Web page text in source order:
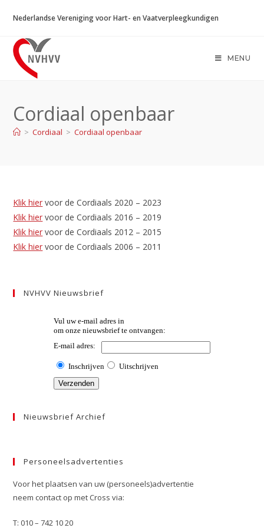
naar
inhoud
Nederlandse Vereniging voor Hart- en Vaatverpleegkundigen
MENU
Cordiaal openbaar
> Cordiaal > Cordiaal openbaar
Klik hier voor de Cordiaals 2020 – 2023
Klik hier voor de Cordiaals 2016 – 2019
Klik hier voor de Cordiaals 2012 – 2015
Klik hier voor de Cordiaals 2006 – 2011
NVHVV Nieuwsbrief
Nieuwsbrief Archief
Personeelsadvertenties
Voor het plaatsen van uw (personeels)advertentie
neem contact op met Cross via:
T: 010 – 742 10 20